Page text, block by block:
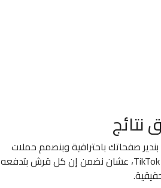
نتائج
صفحاتك باحترافية وبنصمم حملات
إعلانية (Ads) مستهدفة بدقة على Facebook, Instagram, و TikTok، عشان نضمن إن كل قرش بتدفعه